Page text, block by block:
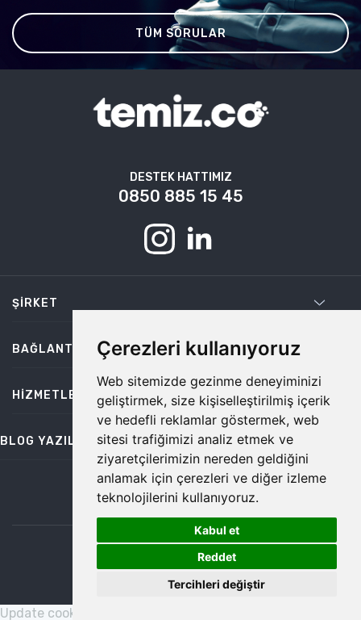
Çerezleri kullanıyoruz
Web sitemizde gezinme deneyiminizi
geliştirmek, size kişiselleştirilmiş içerik
ve hedefli reklamlar göstermek, web
sitesi trafiğimizi analiz etmek ve
ziyaretçilerimizin nereden geldiğini
anlamak için çerezleri ve diğer izleme
teknolojilerini kullanıyoruz.
Kabul et
Reddet
Tercihleri değiştir
TÜM SORULAR
DESTEK HATTIMIZ
0850 885 15 45
ŞIRKET
BAĞLANTILAR
HIZMETLER
BLOG YAZILARI
bilgi@temiz.co
©2026 Temiz, Her Hakkı Saklıdır.
Update cookies preferences